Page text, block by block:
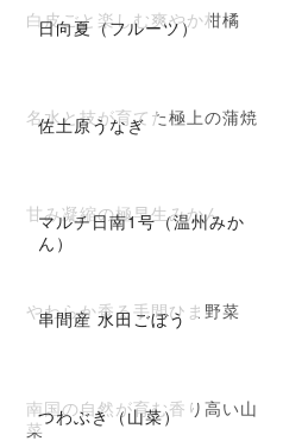
日向夏（フルーツ）
白皮ごと楽しむ爽やか柑橘
佐土原うなぎ
名水と技が育てた極上の蒲焼
マルチ日南1号（温州みか
ん）
甘み凝縮の極早生みかん
串間産 水田ごぼう
やわらか香る手間ひま野菜
つわぶき（山菜）
南国の自然が育む香り高い山
菜